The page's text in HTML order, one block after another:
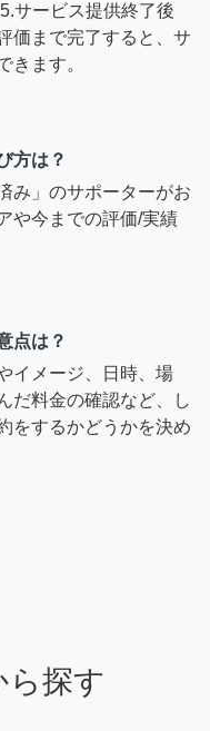
サービス提供終了後
価まで完了すると、サ
きます。
方は？
み」のサポーターがお
や今までの評価/実績
点は？
イメージ、日時、場
だ料金の確認など、し
をするかどうかを決め
ら探す